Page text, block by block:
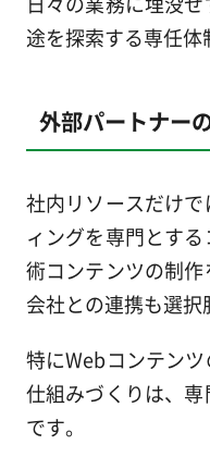
途を探索する専任体
外部パートナー
社内リソースだけ
ィングを専門とす
術コンテンツの制
会社との連携も選択
特にWebコンテン
仕組みづくりは、
です。